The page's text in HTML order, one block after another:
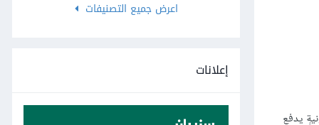
يدفع
اعرض جميع التصنيفات
إعلانات